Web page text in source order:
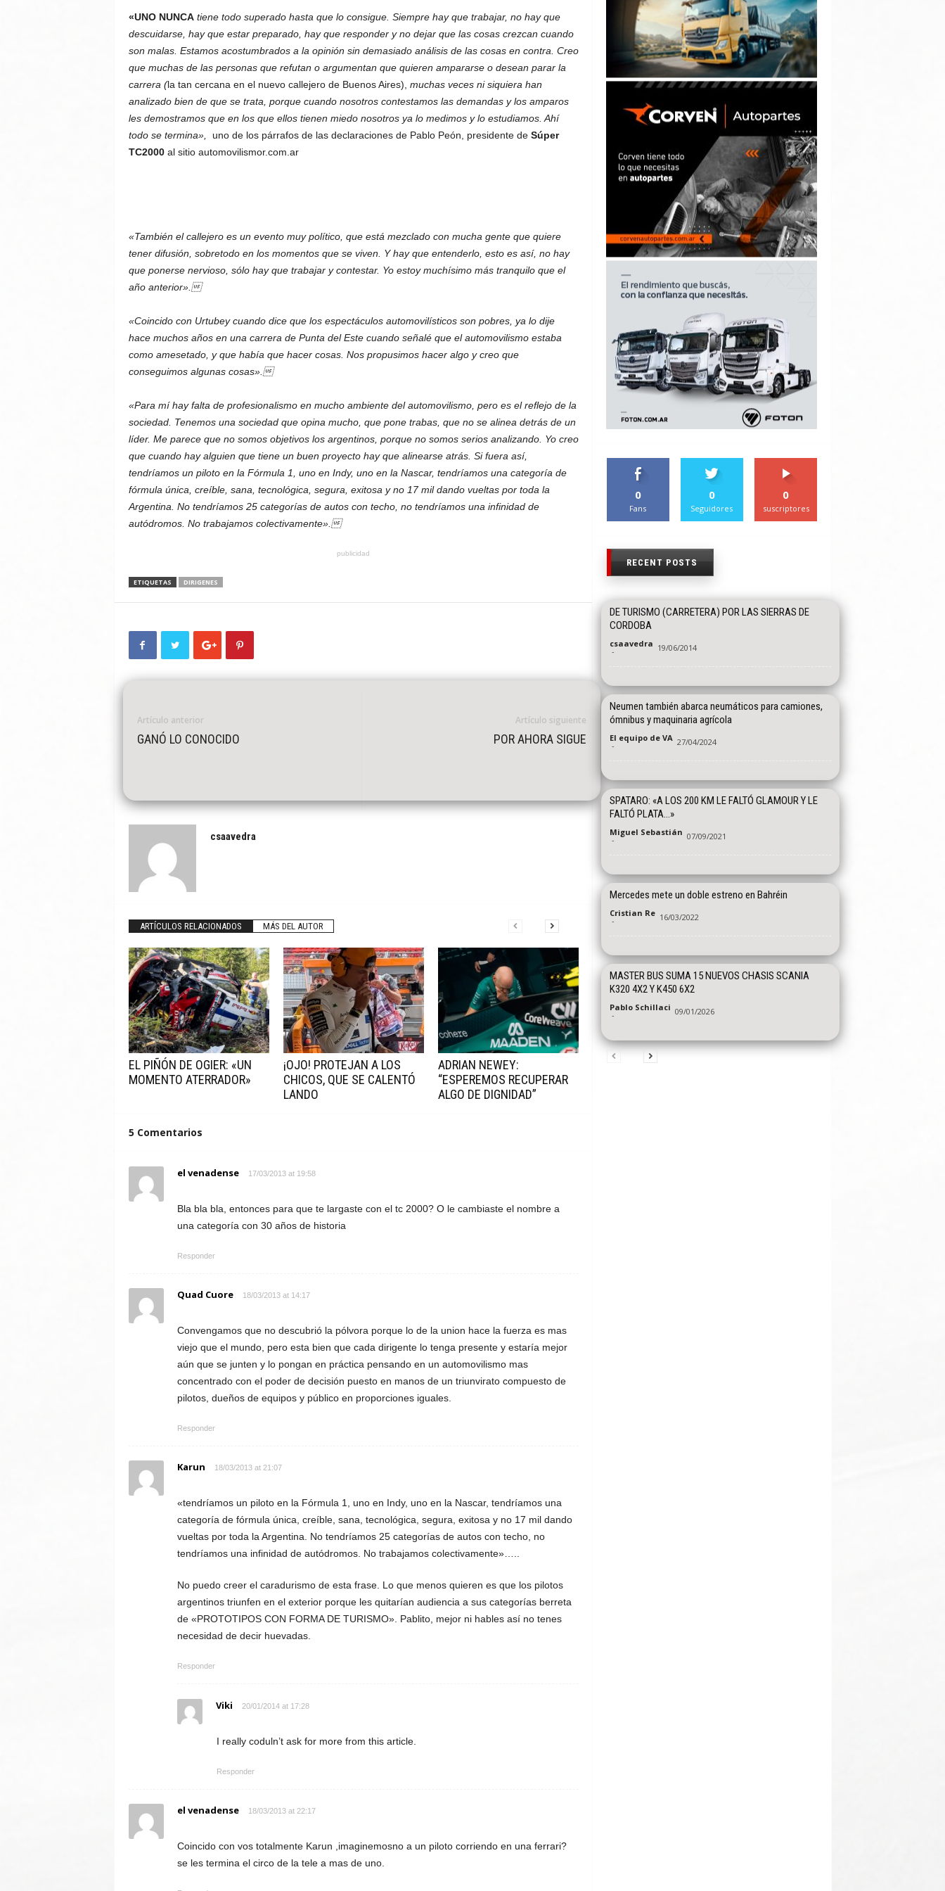
«UNO NUNCAtiene todo superado hasta que lo consigue. Siempre hay que trabajar, no hay que
descuidarse, hay que estar preparado, hay que responder y no dejar que las cosas crezcan cuando
son malas. Estamos acostumbrados a la opinión sin demasiado análisis de las cosas en contra. Creo
que muchas de las personas que refutan o argumentan que quieren ampararse o desean parar la
carrera (la tan cercana en el nuevo callejero de Buenos Aires), muchas veces ni siquiera han
analizado bien de que se trata, porque cuando nosotros contestamos las demandas y los amparos
les demostramos que en los que ellos tienen miedo nosotros ya lo medimos y lo estudiamos. Ahí
todo se termina»,
uno de los párrafos de las declaraciones de Pablo Peón, presidente de Súper
TC2000al sitio automovilismor.com.ar
«También el callejero es un evento muy político, que está mezclado con mucha gente que quiere
tener difusión, sobretodo en los momentos que se viven. Y hay que entenderlo, esto es así, no hay
que ponerse nervioso, sólo hay que trabajar y contestar. Yo estoy muchísimo más tranquilo que el
año anterior».
«Coincido con Urtubey cuando dice que los espectáculos automovilísticos son pobres, ya lo dije
hace muchos años en una carrera de Punta del Este cuando señalé que el automovilismo estaba
como amesetado, y que había que hacer cosas. Nos propusimos hacer algo y creo que
conseguimos algunas cosas».
«Para mí hay falta de profesionalismo en mucho ambiente del automovilismo, pero es el reflejo de la
sociedad. Tenemos una sociedad que opina mucho, que pone trabas, que no se alinea detrás de un
líder. Me parece que no somos objetivos los argentinos, porque no somos serios analizando. Yo creo
que cuando hay alguien que tiene un buen proyecto hay que alinearse atrás. Si fuera así,
tendríamos un piloto en la Fórmula 1, uno en Indy, uno en la Nascar, tendríamos una categoría de
fórmula única, creíble, sana, tecnológica, segura, exitosa y no 17 mil dando vueltas por toda la
Argentina. No tendríamos 25 categorías de autos con techo, no tendríamos una infinidad de
autódromos. No trabajamos colectivamente».
publicidad
ETIQUETAS DIRIGENES
Artículo anterior
GANÓ LO CONOCIDO
Artículo siguiente
POR AHORA SIGUE
csaavedra
ARTÍCULOS RELACIONADOS MÁS DEL AUTOR
EL PIÑÓN DE OGIER: «UN
MOMENTO ATERRADOR»
¡OJO! PROTEJAN A LOS
CHICOS, QUE SE CALENTÓ
LANDO
ADRIAN NEWEY:
“ESPEREMOS RECUPERAR
ALGO DE DIGNIDAD”
5 Comentarios
el venadense 17/03/2013 at 19:58
Bla bla bla, entonces para que te largaste con el tc 2000? O le cambiaste el nombre a
una categoría con 30 años de historia
Responder
Quad Cuore 18/03/2013 at 14:17
Convengamos que no descubrió la pólvora porque lo de la union hace la fuerza es mas
viejo que el mundo, pero esta bien que cada dirigente lo tenga presente y estaría mejor
aún que se junten y lo pongan en práctica pensando en un automovilismo mas
concentrado con el poder de decisión puesto en manos de un triunvirato compuesto de
pilotos, dueños de equipos y público en proporciones iguales.
Responder
Karun 18/03/2013 at 21:07
«tendríamos un piloto en la Fórmula 1, uno en Indy, uno en la Nascar, tendríamos una
categoría de fórmula única, creíble, sana, tecnológica, segura, exitosa y no 17 mil dando
vueltas por toda la Argentina. No tendríamos 25 categorías de autos con techo, no
tendríamos una infinidad de autódromos. No trabajamos colectivamente»…..
No puedo creer el caradurismo de esta frase. Lo que menos quieren es que los pilotos
argentinos triunfen en el exterior porque les quitarían audiencia a sus categorías berreta
de «PROTOTIPOS CON FORMA DE TURISMO». Pablito, mejor ni hables así no tenes
necesidad de decir huevadas.
Responder
Viki 20/01/2014 at 17:28
I really coduln’t ask for more from this article.
Responder
el venadense 18/03/2013 at 22:17
Coincido con vos totalmente Karun ,imaginemosno a un piloto corriendo en una ferrari?
se les termina el circo de la tele a mas de uno.
0
Fans
0
Seguidores
0
suscriptores
RECENT POSTS
DE TURISMO (CARRETERA) POR LAS SIERRAS DE
CORDOBA
csaavedra
- 19/06/2014
Neumen también abarca neumáticos para camiones,
ómnibus y maquinaria agrícola
El equipo de VA
- 27/04/2024
SPATARO: «A LOS 200 KM LE FALTÓ GLAMOUR Y LE
FALTÓ PLATA…»
Miguel Sebastián
- 07/09/2021
Mercedes mete un doble estreno en Bahréin
Cristian Re
- 16/03/2022
MASTER BUS SUMA 15 NUEVOS CHASIS SCANIA
K320 4X2 Y K450 6X2
Pablo Schillaci
- 09/01/2026